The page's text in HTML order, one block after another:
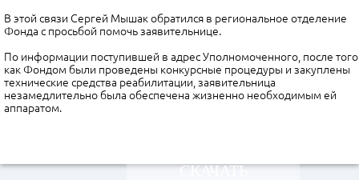
В этой связи Сергей Мышак обратился в региональное отделение
Фонда с просьбой помочь заявительнице.
По информации поступившей в адрес Уполномоченного, после того
как Фондом были проведены конкурсные процедуры и закуплены
технические средства реабилитации, заявительница
незамедлительно была обеспечена жизненно необходимым ей
аппаратом.
СКАЧАТЬ